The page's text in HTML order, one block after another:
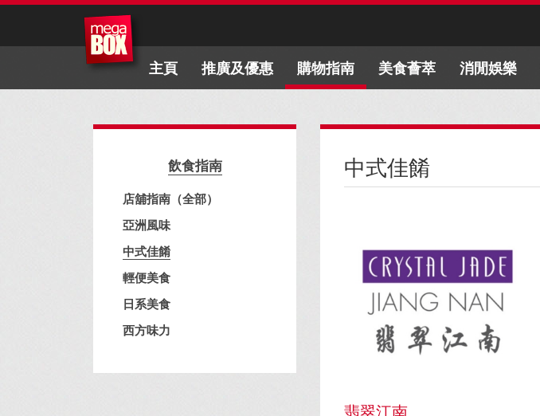
主頁 推廣及優惠 購物指南 美食薈萃 消閒娛樂
飲食指南
店舖指南（全部）
亞洲風味
中式佳餚
輕便美食
日系美食
西方味力
中式佳餚
翡翠江南